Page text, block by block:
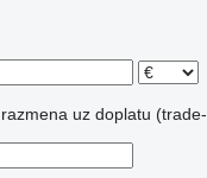
razmena uz doplatu